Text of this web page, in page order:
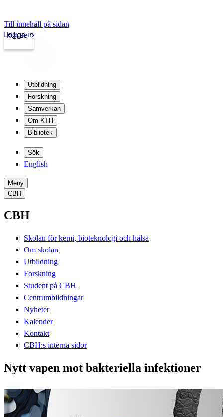
Till innehåll på sidan
kth.se
Logga in
Utbildning
Forskning
Samverkan
Om KTH
Bibliotek
Sök
English
Meny
CBH
CBH
Skolan för kemi, bioteknologi och hälsa
Om skolan
Utbildning
Forskning
Student på CBH
Centrumbildningar
Nyheter
Kalender
Kontakt
CBH:s interna sidor
Nytt vapen mot bakteriella infektioner